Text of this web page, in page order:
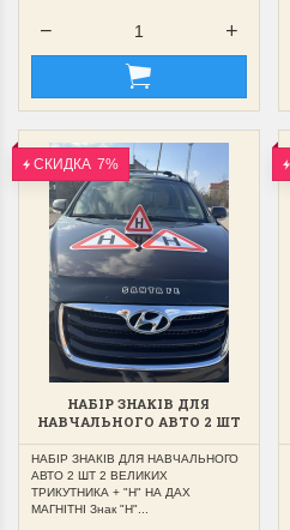
СКИДКА 7%
НАБІР ЗНАКІВ ДЛЯ
НАВЧАЛЬНОГО АВТО 2 ШТ
"Н" НА ДАХ МАГНІТНІ
НАБІР ЗНАКІВ ДЛЯ НАВЧАЛЬНОГО
АВТО 2 ШТ 2 ВЕЛИКИХ
ТРИКУТНИКА + "Н" НА ДАХ
МАГНІТНІ Знак "Н"...